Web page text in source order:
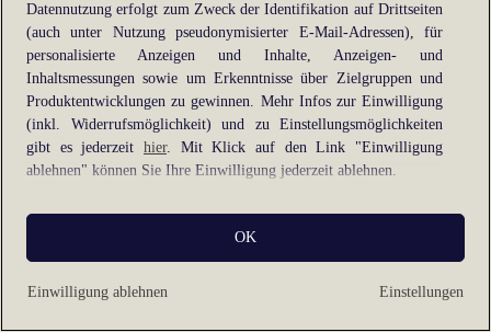
Datennutzung erfolgt zum Zweck der Identifikation auf Drittseiten
(auch unter Nutzung pseudonymisierter E-Mail-Adressen), für
personalisierte Anzeigen und Inhalte, Anzeigen- und
Inhaltsmessungen sowie um Erkenntnisse über Zielgruppen und
Produktentwicklungen zu gewinnen. Mehr Infos zur Einwilligung
(inkl. Widerrufsmöglichkeit) und zu Einstellungsmöglichkeiten
gibt es jederzeit hier. Mit Klick auf den Link "Einwilligung
ablehnen" können Sie Ihre Einwilligung jederzeit ablehnen.
Sie können Ihre Einwilligung auch jederzeit grundlos mit Wirkung
für die Zukunft widerrufen, indem Sie z. B. auf den Button
"Cookie-Einstellungen" im Footer der Website und "Alle
ablehnen" klicken.
Einstellungen
Einwilligung ablehnen
OK